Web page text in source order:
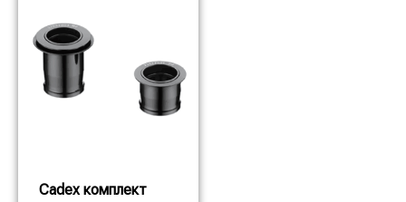
Cadex комплект